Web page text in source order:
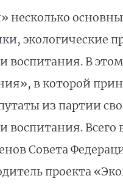
несколько
экологические
воспитания. В
в которой
из партии
воспитания.
Совета
проекта